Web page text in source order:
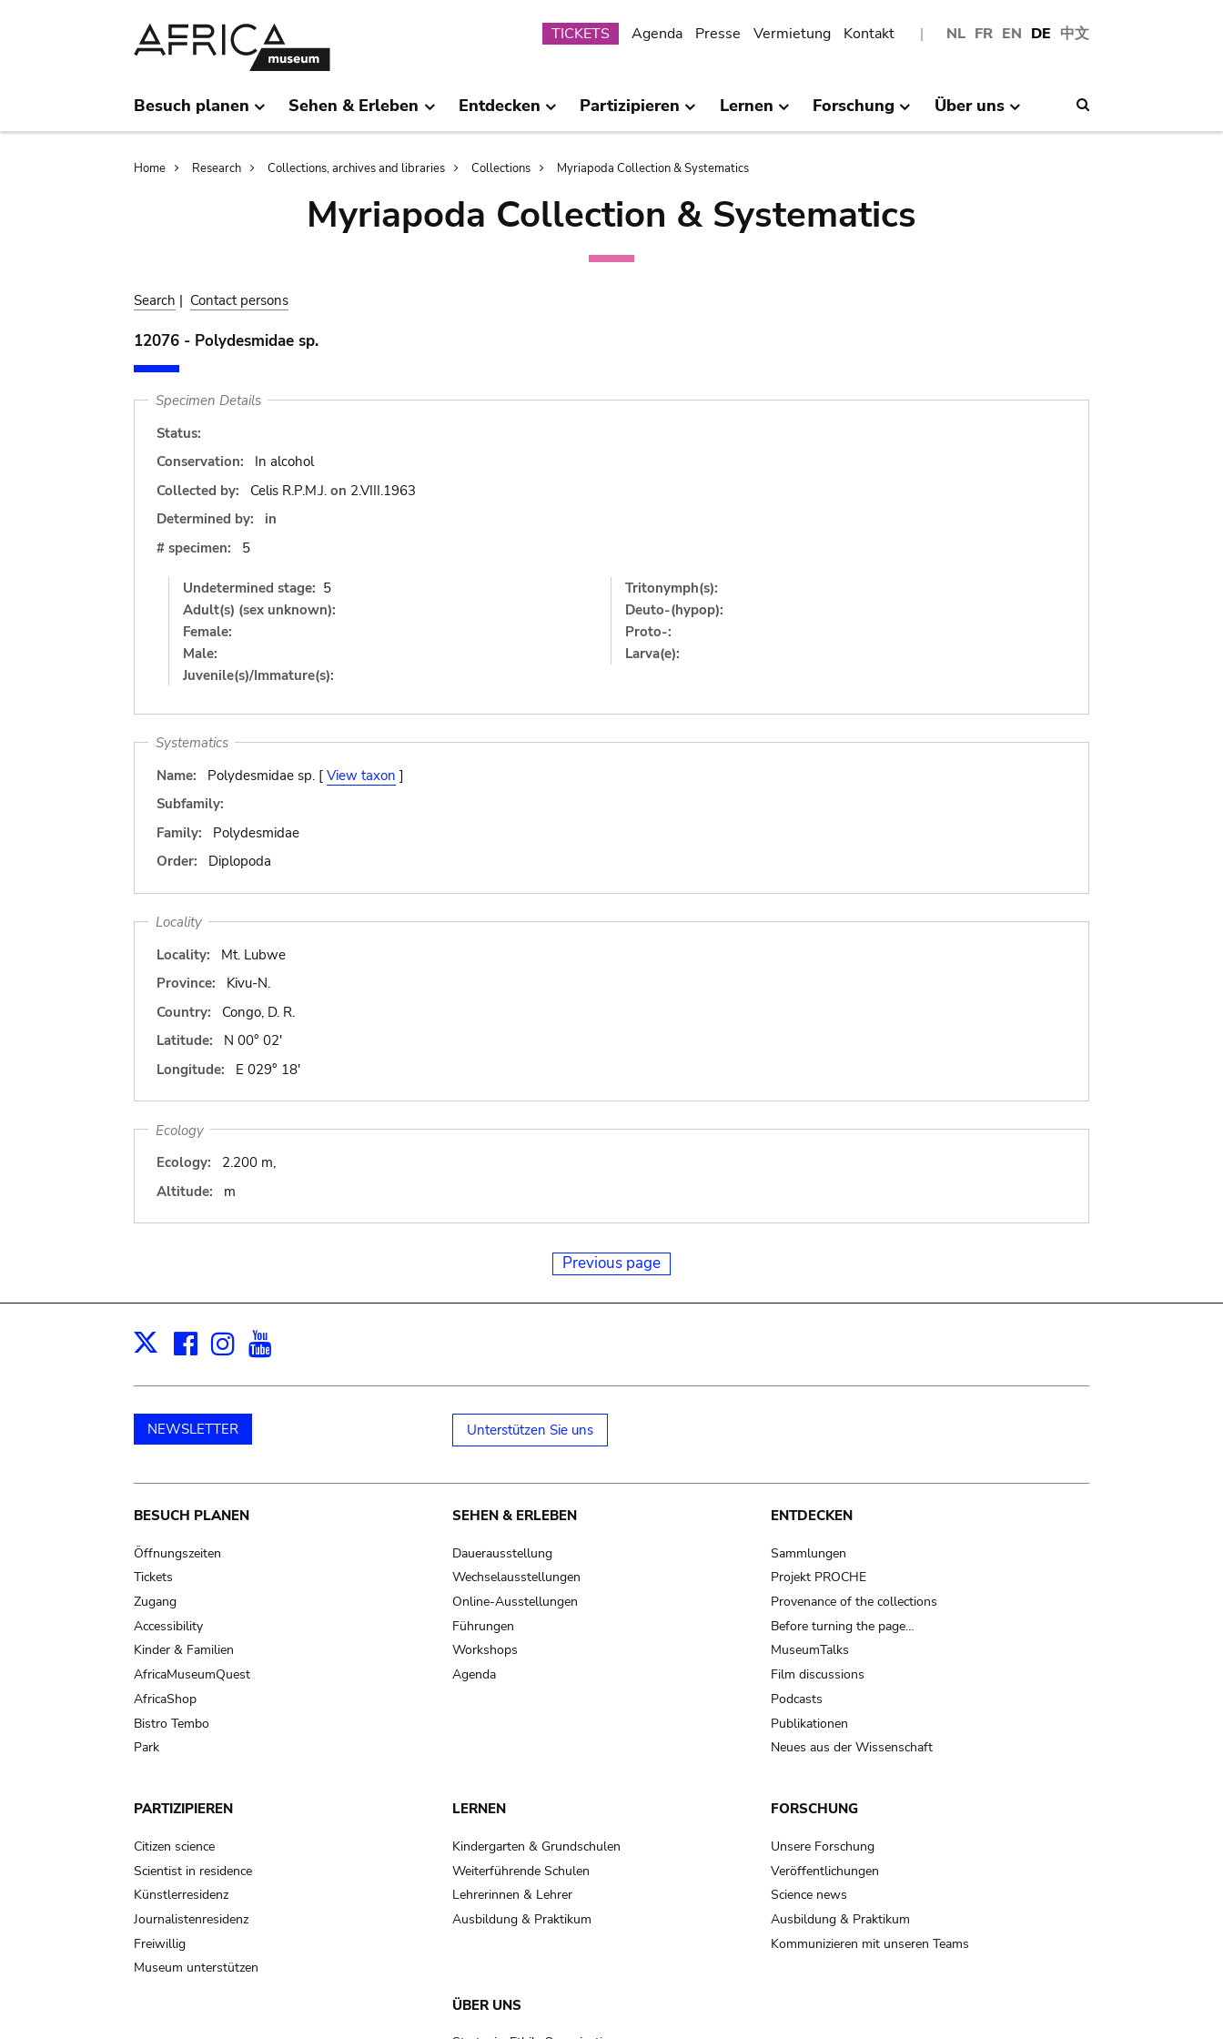
NL FR EN DE 中文
Submenu
TICKETS Agenda Presse Vermietung Kontakt
Besuch planen Sehen & Erleben Entdecken Partizipieren Lernen Forschung Über uns
Breadcrumb
Home Research Collections, archives and libraries Collections Myriapoda Collection & Systematics
Myriapoda Collection & Systematics
Search | Contact persons
12076 - Polydesmidae sp.
Specimen Details
Status:
Conservation:
In alcohol
Collected by:
Celis R.P.M.J. on 2.VIII.1963
Determined by:
in
# specimen:
5
Undetermined stage: 5
Adult(s) (sex unknown):
Female:
Male:
Juvenile(s)/Immature(s):
Tritonymph(s):
Deuto-(hypop):
Proto-:
Larva(e):
Systematics
Name:
Polydesmidae sp. [ View taxon ]
Subfamily:
Family:
Polydesmidae
Order:
Diplopoda
Locality
Locality:
Mt. Lubwe
Province:
Kivu-N.
Country:
Congo, D. R.
Latitude:
N 00° 02'
Longitude:
E 029° 18'
Ecology
Ecology:
2.200 m,
Altitude:
m
Previous page
X Facebook
Instagram
NEWSLETTER Unterstützen Sie uns
Main
navigation
BESUCH PLANEN
Öffnungszeiten
Tickets
Zugang
Accessibility
Kinder & Familien
AfricaMuseumQuest
AfricaShop
Bistro Tembo
Park
SEHEN & ERLEBEN
Dauerausstellung
Wechselausstellungen
Online-Ausstellungen
Führungen
Workshops
Agenda
ENTDECKEN
Sammlungen
Projekt PROCHE
Provenance of the collections
Before turning the page…
MuseumTalks
Film discussions
Podcasts
Publikationen
Neues aus der Wissenschaft
PARTIZIPIEREN
Citizen science
Scientist in residence
Künstlerresidenz
Journalistenresidenz
Freiwillig
Museum unterstützen
LERNEN
Kindergarten & Grundschulen
Weiterführende Schulen
Lehrerinnen & Lehrer
Ausbildung & Praktikum
FORSCHUNG
Unsere Forschung
Veröffentlichungen
Science news
Ausbildung & Praktikum
Kommunizieren mit unseren Teams
ÜBER UNS